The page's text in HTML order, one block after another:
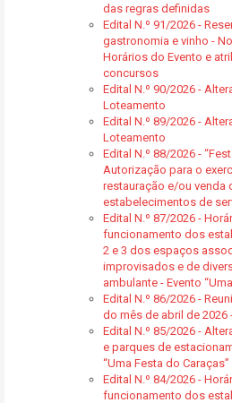
das regras definidas
Edital N.º 91/2026 -
gastronomia e vinho -
Horários do Evento e
concursos
Edital N.º 90/2026 -
Loteamento
Edital N.º 89/2026 -
Loteamento
Edital N.º 88/2026 -
Autorização para o
restauração e/ou venda
estabelecimentos de
Edital N.º 87/2026 -
funcionamento dos
2 e 3 dos espaços
improvisados e de
ambulante - Evento
Edital N.º 86/2026 -
do mês de abril de 2026
Edital N.º 85/2026 -
e parques de
“Uma Festa do Caraças”
Edital N.º 84/2026 -
funcionamento dos